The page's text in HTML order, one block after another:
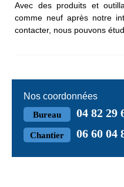
Avec des produits et
comme neuf après notre
contacter, nous pouvons
Nos coordonnées
Bureau 04 82 29
Chantier 06 60 04